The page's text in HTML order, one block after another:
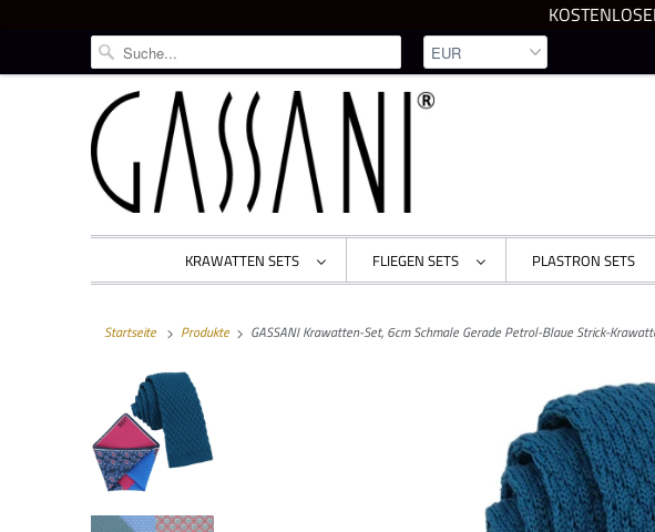
KRAWATTEN SETS FLIEGEN SETS PLASTRON SETS
Startseite Produkte GASSANI Krawatten-Set, 6cm Schmale Gerade Petrol-Blaue Strick-